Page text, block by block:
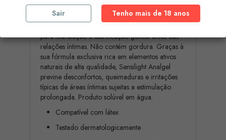
Sensilight Analgel é um lubrificante anal à base
para hidratação e lubrificação genital antes das
relações íntimas. Não contém gordura. Graças à
sua fórmula exclusiva rica em elementos ativos
naturais de alta qualidade, Sensilight Analgel
previne desconfortos, queimaduras e irritações
típicas de áreas íntimas sujeitas a estimulação
prolongada. Produto solúvel em água.
Compatível com látex
Testado dermatologicamente
Sair Tenho mais de 18 anos